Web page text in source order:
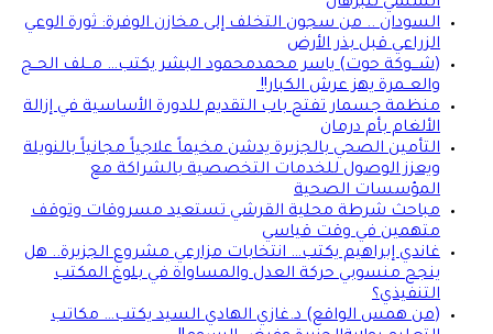
السودان .. من سجون التخلف إلى مخازن الوفرة: ثورة الوعي
الزراعي قبل بذر الأرض
(شـــوكة حوت) ياسر محمدمحمود البشر يكتب… مــلف الحــج
والعــمرة يهز عرش الكبار!!
منظمة جسمار تفتح باب التقديم للدورة الأساسية في إزالة
الألغام بأم درمان
التأمين الصحي بالجزيرة يدشن مخيماً علاجياً مجانياً بالنويلة
ويعزز الوصول للخدمات التخصصية بالشراكة مع
المؤسسات الصحية
مباحث شرطة محلية القرشي تستعيد مسروقات وتوقف
متهمين في وقت قياسي
غاندي إبراهيم يكتب… انتخابات مزارعي مشروع الجزيرة.. هل
ينجح منسوبي حركة العدل والمساواة في بلوغ المكتب
التنفيذي؟
(من همس الواقع) د.غازي الهادي السيد يكتب… مكاتب